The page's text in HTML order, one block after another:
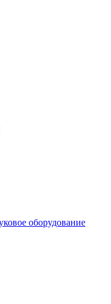
оборудование